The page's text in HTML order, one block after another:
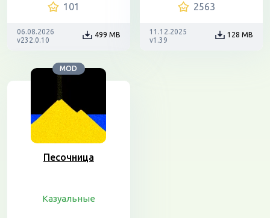
101
06.08.2026
v232.0.10
499 MB
2563
11.12.2025
v1.39
128 MB
MOD
Песочница
Казуальные